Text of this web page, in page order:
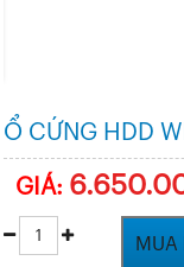
Ổ CỨNG HDD
GIÁ:
MUA